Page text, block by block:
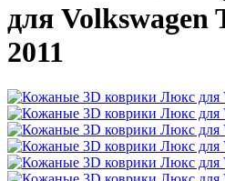
для Volkswagen
2011